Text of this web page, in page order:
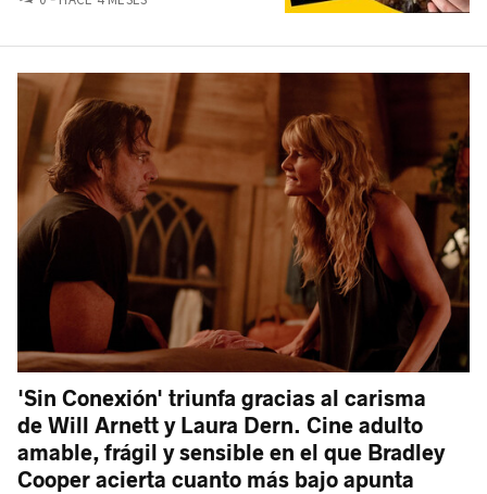
'Sin Conexión' triunfa gracias al carisma
de Will Arnett y Laura Dern. Cine adulto
amable, frágil y sensible en el que Bradley
Cooper acierta cuanto más bajo apunta